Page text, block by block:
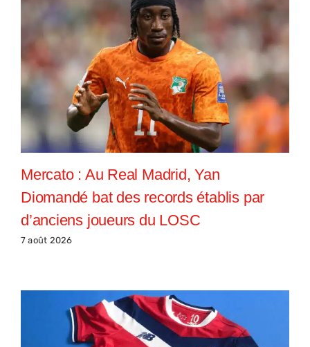
Mercato : Au Real Madrid, Yan
Diomandé bat des records établis par
d’anciens joueurs du LOSC
7 août 2026